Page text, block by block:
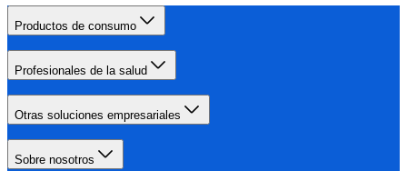
Productos de consumo
Profesionales de la salud
Otras soluciones empresariales
Sobre nosotros